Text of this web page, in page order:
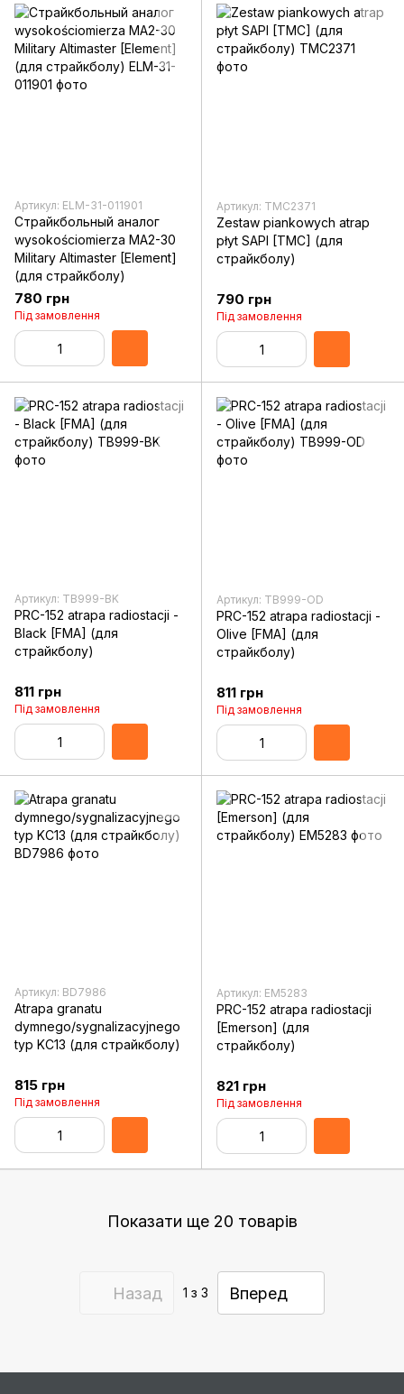
Артикул: ELM-31-011901
Страйкбольный аналог
wysokościomierza MA2-30
Military Altimaster [Element]
(для страйкболу)
780 грн
Під замовлення
Артикул: TMC2371
Zestaw piankowych atrap
płyt SAPI [TMC] (для
страйкболу)
790 грн
Під замовлення
Артикул: TB999-BK
PRC-152 atrapa radiostacji -
Black [FMA] (для
страйкболу)
811 грн
Під замовлення
Артикул: TB999-OD
PRC-152 atrapa radiostacji -
Olive [FMA] (для
страйкболу)
811 грн
Під замовлення
Артикул: BD7986
Atrapa granatu
dymnego/sygnalizacyjnego
typ KC13 (для страйкболу)
815 грн
Під замовлення
Артикул: EM5283
PRC-152 atrapa radiostacji
[Emerson] (для
страйкболу)
821 грн
Під замовлення
Показати ще 20 товарів
Назад 1 з 3 Вперед